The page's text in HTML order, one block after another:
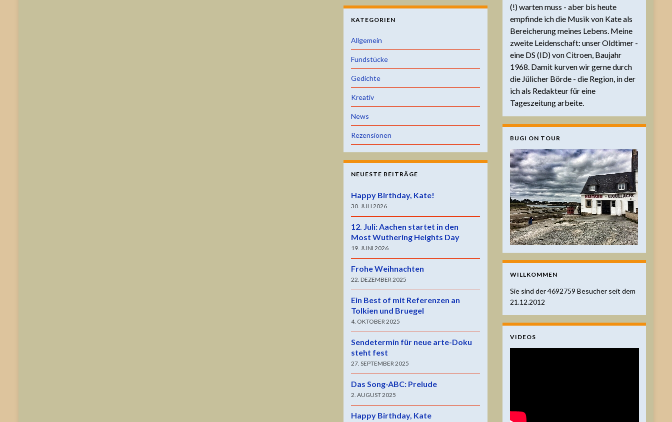
KATEGORIEN
Allgemein
Fundstücke
Gedichte
Kreativ
News
Rezensionen
NEUESTE BEITRÄGE
Happy Birthday, Kate!
30. JULI 2026
12. Juli: Aachen startet in den
Most Wuthering Heights Day
19. JUNI 2026
Frohe Weihnachten
22. DEZEMBER 2025
Ein Best of mit Referenzen an
Tolkien und Bruegel
4. OKTOBER 2025
Sendetermin für neue arte-Doku
steht fest
27. SEPTEMBER 2025
Das Song-ABC: Prelude
2. AUGUST 2025
Happy Birthday, Kate
(!) warten muss - aber bis heute
empfinde ich die Musik von Kate als
Bereicherung meines Lebens. Meine
zweite Leidenschaft: unser Oldtimer -
eine DS (ID) von Citroen, Baujahr
1968. Damit kurven wir gerne durch
die Jülicher Börde - die Region, in der
ich als Redakteur für eine
Tageszeitung arbeite.
BUGI ON TOUR
WILLKOMMEN
Sie sind der4692759 Besucher seit dem
21.12.2012
VIDEOS